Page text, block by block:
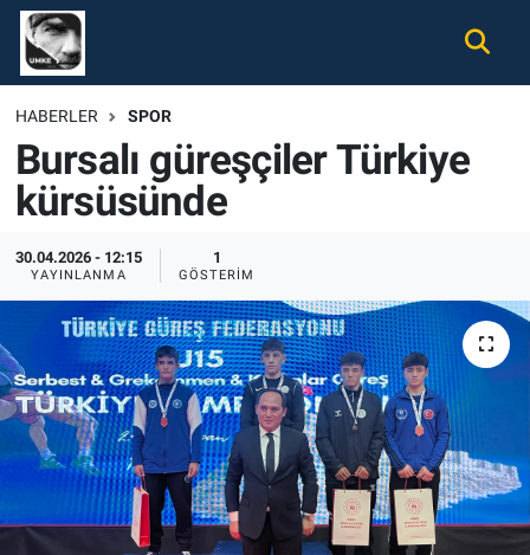
HABERLER SPOR
Bursalı güreşçiler Türkiye
kürsüsünde
30.04.2026 - 12:15
YAYINLANMA
1
GÖSTERIM
Gündem
Ekonomi
Spor
Magazin
Tüm Haberler
İletişim
Künye
Nöbetçi Eczaneler
Hava Durumu
Namaz Vakitleri
Trafik Durumu
Süper Lig Puan Durumu ve Fikstür
Tüm Manşetler
Son Dakika Haberleri
Haber Arşivi